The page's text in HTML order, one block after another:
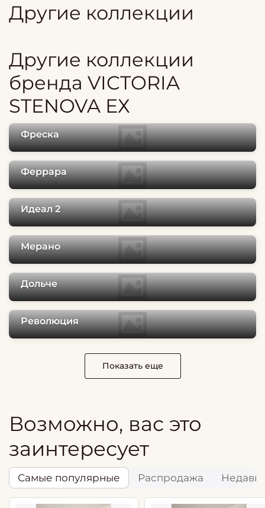
Другие коллекции
Другие коллекции
бренда VICTORIA
STENOVA ЕХ
Фреска
Феррара
Идеал 2
Мерано
Дольче
Революция
Показать еще
Возможно, вас это
заинтересует
Самые популярные Распродажа